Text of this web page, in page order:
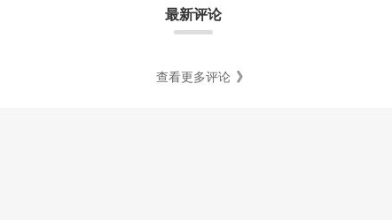
最新评论
查看更多评论